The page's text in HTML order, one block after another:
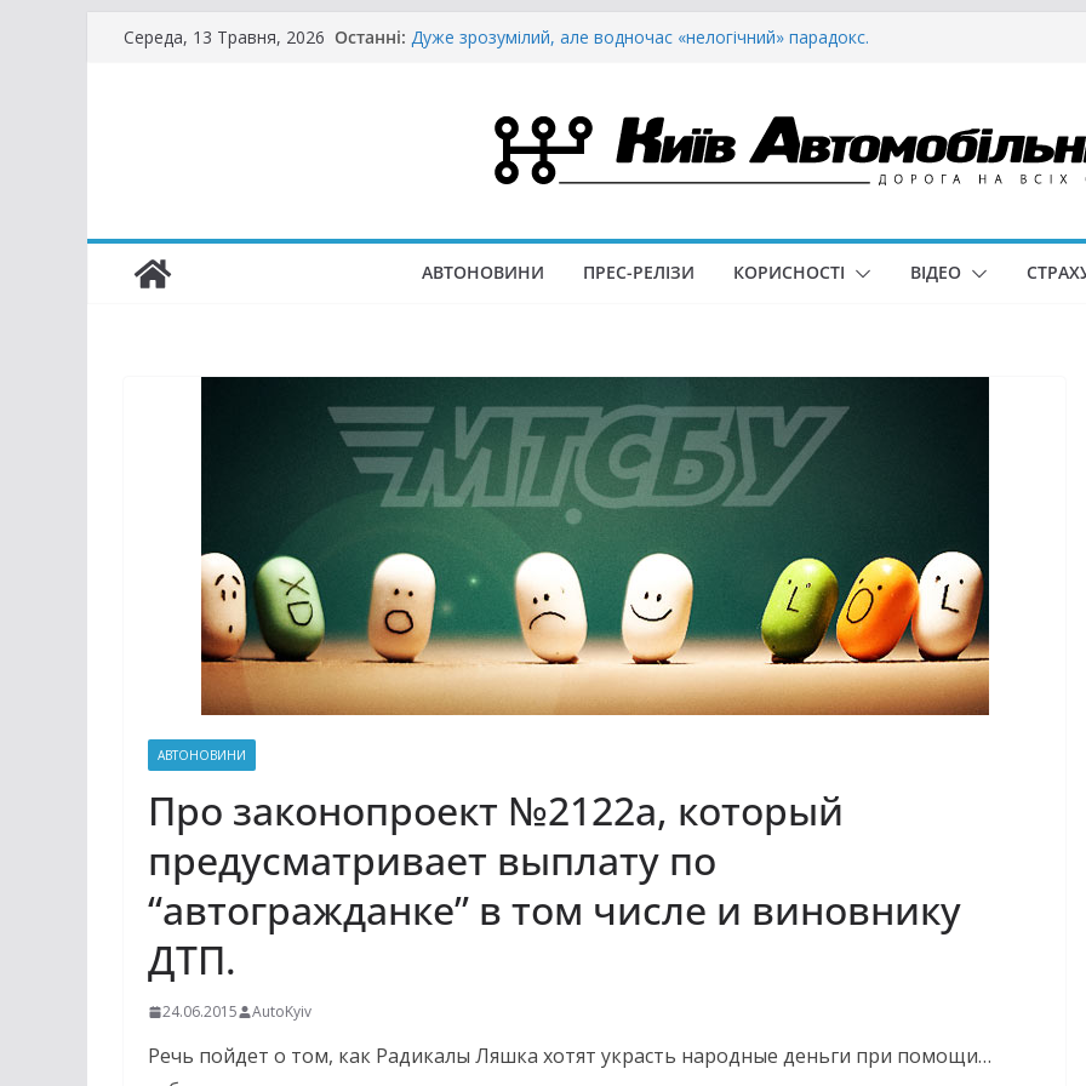
Перейти
Середа, 13 Травня, 2026 Останні: Дуже зрозумілий, але водночас «нелогічний» парадокс.
стане простіше планувати поїздки
Відсьогодні в Україні — нові дипломатичні номерні знаки
Що таке культура shared rides і як вона розвивається в
АВТОНОВИНИ ПРЕС-РЕЛІЗИ КОРИСНОСТІ ВІДЕО
АВТОНОВИНИ
Про законопроект №2122а, который
предусматривает выплату по
“автогражданке” в том числе и виновнику
ДТП.
24.06.2015 AutoKyiv
Речь пойдет о том, как Радикалы Ляшка хотят украсть народные деньги при помощи…